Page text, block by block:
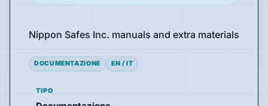
Nippon Safes Inc. manuals and extra materials
DOCUMENTAZIONE EN / IT
TIPO